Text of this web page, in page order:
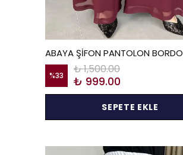
ABAYA ŞİFON PANTOLON BORDO
%33 ₺ 1,500.00
₺ 999.00
SEPETE EKLE